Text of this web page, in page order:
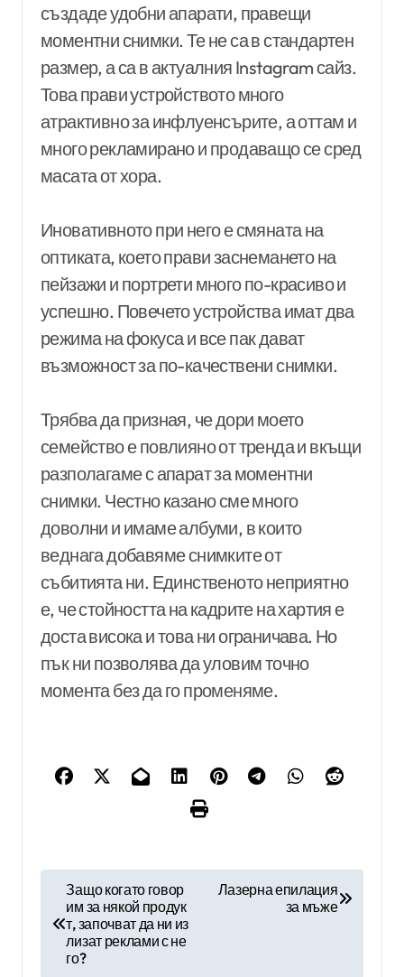
създаде удобни апарати, правещи
моментни снимки. Те не са в стандартен
размер, а са в актуалния Instagram сайз.
Това прави устройството много
атрактивно за инфлуенсърите, а оттам и
много рекламирано и продаващо се сред
масата от хора.
Иновативното при него е смяната на
оптиката, което прави заснемането на
пейзажи и портрети много по-красиво и
успешно. Повечето устройства имат два
режима на фокуса и все пак дават
възможност за по-качествени снимки.
Трябва да призная, че дори моето
семейство е повлияно от тренда и вкъщи
разполагаме с апарат за моментни
снимки. Честно казано сме много
доволни и имаме албуми, в които
веднага добавяме снимките от
събитията ни. Единственото неприятно
е, че стойността на кадрите на хартия е
доста висока и това ни ограничава. Но
пък ни позволява да уловим точно
момента без да го променяме.
Защо когато говор
им за някой продук
т, започват да ни из
лизат реклами с не
го?
Лазерна епилация
за мъже